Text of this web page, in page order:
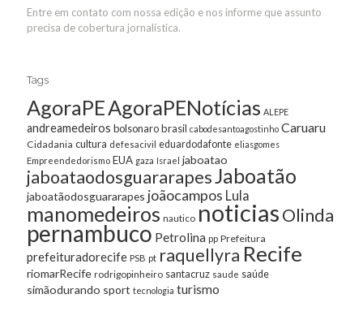
Entre em contato com nossa edição e nos informe que assunto
precisa de cobertura jornalística.
Tags
AgoraPEAgoraPENotícias ALEPE
andreamedeiros bolsonarobrasil cabodesantoagostinho Caruaru
Cidadania cultura defesacivil eduardodafonte eliasgomes
Empreendedorismo EUA gaza Israel jaboatao
jaboataodosguararapesJaboatão
jaboatãodosguararapes joãocampos Lula
manomedeiros nautico noticiasOlinda
pernambuco Petrolina pp Prefeitura
prefeituradorecife PSB pt raquellyra Recife
riomarRecife rodrigopinheiro santacruz saude saúde
simãodurando sport tecnologia turismo